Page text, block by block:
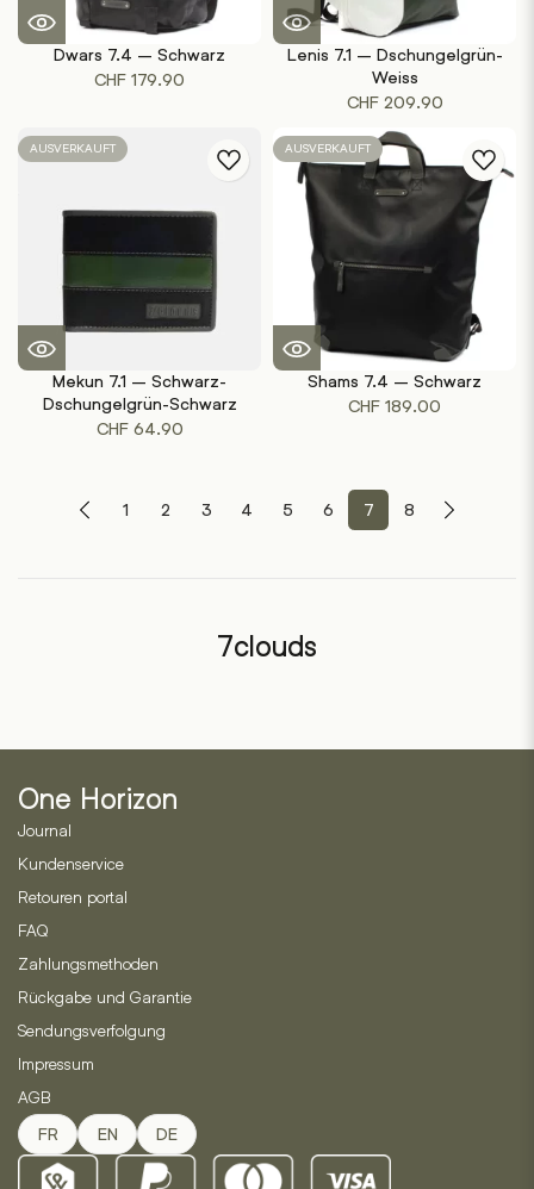
Dwars 7.4 – Schwarz
CHF 179.90
Lenis 7.1 – Dschungelgrün-
Weiss
CHF209.90
AUSVERKAUFT
Mekun 7.1 – Schwarz-
Dschungelgrün-Schwarz
CHF64.90
AUSVERKAUFT
Shams 7.4 – Schwarz
CHF 189.00
1 2 3 4 5 6 7 8
7clouds
One Horizon
Journal
Kundenservice
Retouren portal
FAQ
Zahlungsmethoden
Rückgabe und Garantie
Sendungsverfolgung
Impressum
AGB
FR EN DE